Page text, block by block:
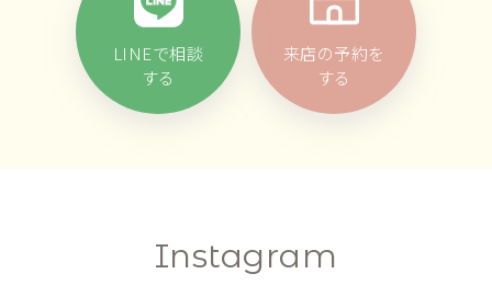
来店の予約を
する
LINEで相談
する
Instagram